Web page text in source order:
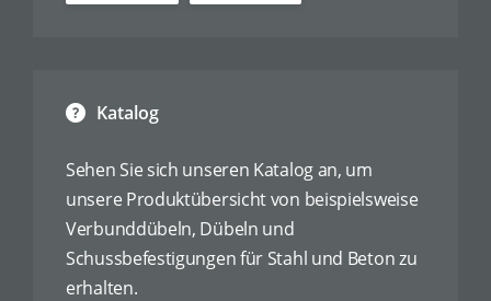
Katalog
Sehen Sie sich unseren Katalog an, um
unsere Produktübersicht von beispielsweise
Verbunddübeln, Dübeln und
Schussbefestigungen für Stahl und Beton zu
erhalten.